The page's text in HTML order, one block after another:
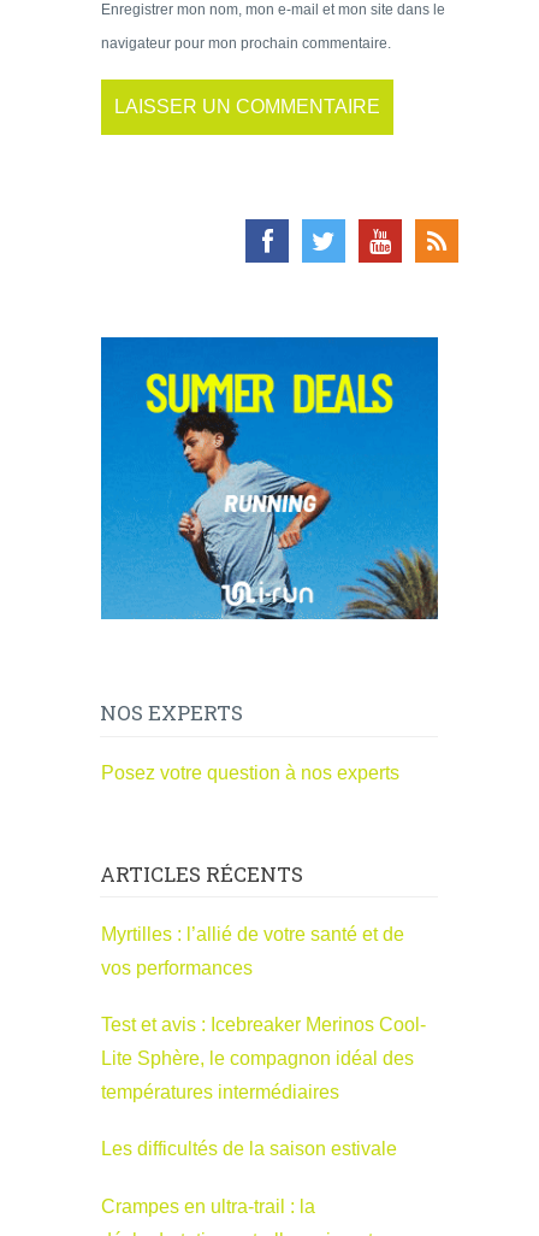
Enregistrer mon nom, mon e-mail et mon site dans le
navigateur pour mon prochain commentaire.
NOS EXPERTS
Posez votre question à nos experts
ARTICLES RÉCENTS
Myrtilles : l’allié de votre santé et de
vos performances
Test et avis : Icebreaker Merinos Cool-
Lite Sphère, le compagnon idéal des
températures intermédiaires
Les difficultés de la saison estivale
Crampes en ultra-trail : la